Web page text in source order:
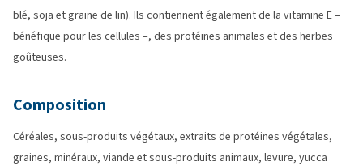
blé, soja et graine de lin). Ils contiennent également de la vitamine E –
bénéfique pour les cellules –, des protéines animales et des herbes
goûteuses.
Composition
Céréales, sous-produits végétaux, extraits de protéines végétales,
graines, minéraux, viande et sous-produits animaux, levure, yucca